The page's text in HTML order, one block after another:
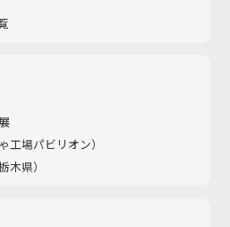
工場パビリオン）​
木県）